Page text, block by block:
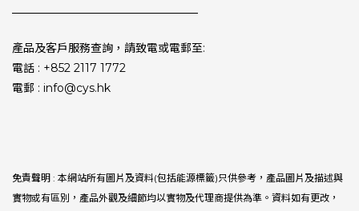
產品及客戶服務查詢，請致電或電郵至:
電話 : +852 2117 1772
電郵 : info@cys.hk
免責聲明 : 本網站所有圖片及資料(包括能源標籤)只供參考，產品圖片及描述與
實物或有區別，產品外觀及細節均以實物及代理商提供為準。資料如有更改，